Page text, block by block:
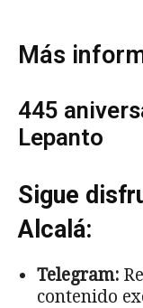
Más
445
Lepanto
Sigue
Alcalá:
Telegram:
contenido